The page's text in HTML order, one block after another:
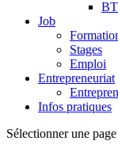
Job
Stages
Emploi
Entrepreneuriat
Infos pratiques
Sélectionner une page